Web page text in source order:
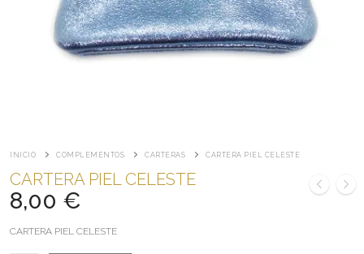
INICIO COMPLEMENTOS CARTERAS CARTERA PIEL CELESTE
CARTERA PIEL CELESTE
8,00 €
CARTERA PIEL CELESTE